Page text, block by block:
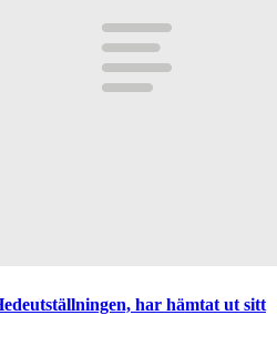
har hämtat ut sitt